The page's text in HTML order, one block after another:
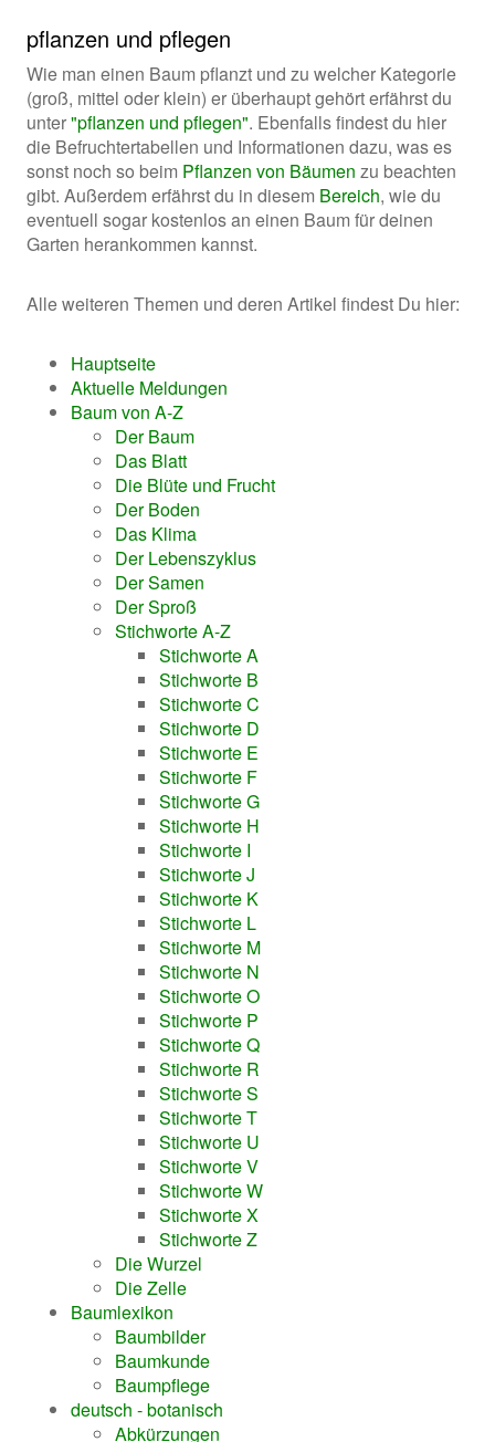
pflanzen und pflegen
Wie man einen Baum pflanzt und zu welcher Kategorie
(groß, mittel oder klein) er überhaupt gehört erfährst du
unter"pflanzen und pflegen". Ebenfalls findest du hier
die Befruchtertabellen und Informationen dazu, was es
sonst noch so beim Pflanzen von Bäumen zu beachten
gibt. Außerdem erfährst du in diesem Bereich, wie du
eventuell sogar kostenlos an einen Baum für deinen
Garten herankommen kannst.
Alle weiteren Themen und deren Artikel findest Du hier:
Hauptseite
Aktuelle Meldungen
Baum von A-Z
Der Baum
Das Blatt
Die Blüte und Frucht
Der Boden
Das Klima
Der Lebenszyklus
Der Samen
Der Sproß
Stichworte A-Z
Stichworte A
Stichworte B
Stichworte C
Stichworte D
Stichworte E
Stichworte F
Stichworte G
Stichworte H
Stichworte I
Stichworte J
Stichworte K
Stichworte L
Stichworte M
Stichworte N
Stichworte O
Stichworte P
Stichworte Q
Stichworte R
Stichworte S
Stichworte T
Stichworte U
Stichworte V
Stichworte W
Stichworte X
Stichworte Z
Die Wurzel
Die Zelle
Baumlexikon
Baumbilder
Baumkunde
Baumpflege
deutsch - botanisch
Abkürzungen